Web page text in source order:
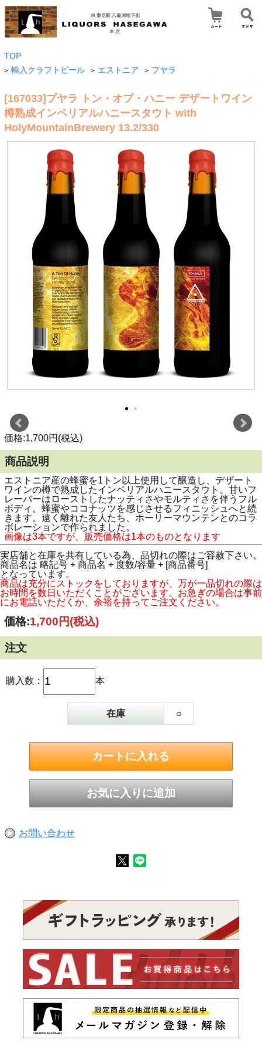
TOP
> 輸入クラフトビール > エストニア > プヤラ
[167033]プヤラ トン・オブ・ハニー デザートワイン
樽熟成インペリアルハニースタウト with
HolyMountainBrewery 13.2/330
価格:1,700円(税込)
商品説明
エストニア産の蜂蜜を1トン以上使用して醸造し、デザート
ワインの樽で熟成したインペリアルハニースタウト。甘いフ
レーバーはローストしたナッティさやモルティさを伴うフル
ボディ。蜂蜜やココナッツを感じさせるフィニッシュへと続
きます。遠く離れた友人たち、ホーリーマウンテンとのコラ
ボレーションで作られました。
画像は3本ですが、販売価格は1本のものとなります
実店舗と在庫を共有している為、品切れの際はご容赦下さい。
商品名は 略記号 + 商品名 + 度数/容量 + [商品番号]
となっています。
商品は充分にストックをしておりますが、万が一品切れの際は
お時間を数日いただくことがございます。お急ぎの場合は事前
にお電話いただくか、余裕を持ってご注文ください。
価格:1,700円(税込)
注文
購入数： 本
在庫 ○
お問い合わせ